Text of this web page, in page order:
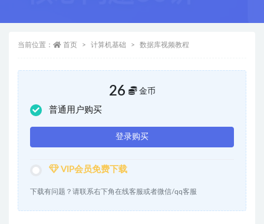
当前位置： 首页 计算机基础 数据库视频教程
26 金币
普通用户购买
登录购买
VIP会员免费下载
下载有问题？请联系右下角在线客服或者微信/qq客服